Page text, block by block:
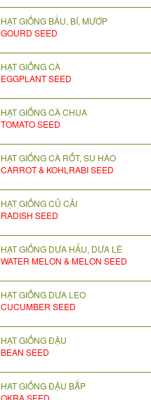
HẠT GIỐNG BẦU, BÍ, MƯỚP
GOURD SEED
HẠT GIỐNG CÀ
EGGPLANT SEED
HẠT GIỐNG CÀ CHUA
TOMATO SEED
HẠT GIỐNG CÀ RỐT, SU HÀO
CARROT & KOHLRABI SEED
HẠT GIỐNG CỦ CẢI
RADISH SEED
HẠT GIỐNG DƯA HẤU, DƯA LÊ
WATER MELON & MELON SEED
HẠT GIỐNG DƯA LEO
CUCUMBER SEED
HẠT GIỐNG ĐẬU
BEAN SEED
HAT GIỐNG ĐẬU BẮP
OKRA SEED